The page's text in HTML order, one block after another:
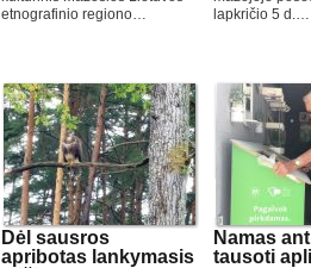
etnografinio regiono…
lapkričio 5 d.…
Dėl sausros
apribotas lankymasis
Namas
tausoti